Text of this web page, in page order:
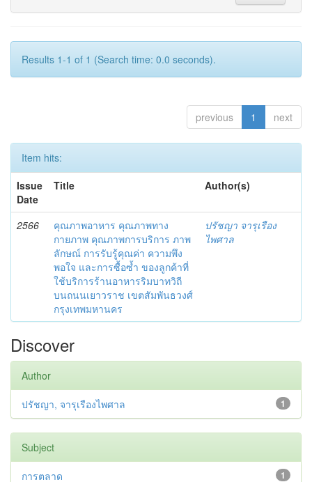
Results 1-1 of 1 (Search time: 0.0 seconds).
previous 1 next
Item hits:
Issue
Date
Title Author(s)
2566
คุณภาพอาหาร คุณภาพทาง
กายภาพ คุณภาพการบริการ ภาพ
ลักษณ์ การรับรู้คุณค่า ความพึง
พอใจ และการซื้อซ้ำ ของลูกค้าที่
ใช้บริการร้านอาหารริมบาทวิถี
บนถนนเยาวราช เขตสัมพันธวงศ์
กรุงเทพมหานคร
ปรัชญา จารุเรือง
ไพศาล
Discover
Author
1
ปรัชญา, จารุเรืองไพศาล
Subject
1
การตลาด